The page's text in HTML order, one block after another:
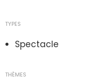
TYPES
Spectacle
THÈMES